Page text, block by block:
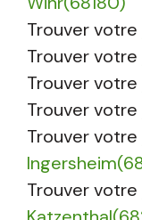
Trouver votre
Trouver votre
Trouver votre
Trouver votre
Trouver votre
Trouver votre